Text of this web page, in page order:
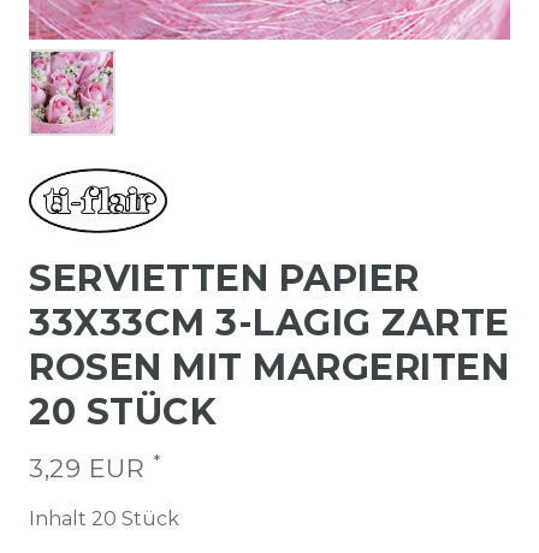
SERVIETTEN PAPIER
33X33CM 3-LAGIG ZARTE
ROSEN MIT MARGERITEN
20 STÜCK
3,29 EUR *
Inhalt 20 Stück